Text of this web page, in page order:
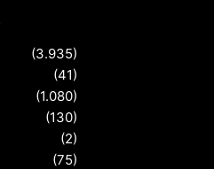
(3.935)
(41)
(1.080)
(130)
(2)
(75)